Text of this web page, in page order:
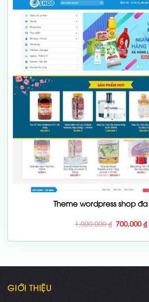
Theme wordpress shop
1,000,000₫ Giá
gốc
1,000,000
700,000₫
GIỚI THIỆU